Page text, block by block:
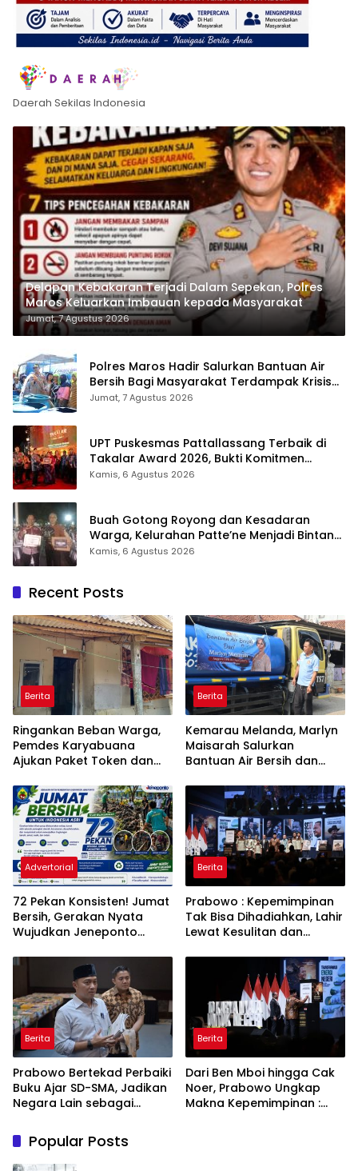
Daerah Sekilas Indonesia
Delapan Kebakaran Terjadi Dalam Sepekan, Polres
Maros Keluarkan Imbauan kepada Masyarakat
Jumat, 7 Agustus 2026
Polres Maros Hadir Salurkan Bantuan Air
Bersih Bagi Masyarakat Terdampak Krisis
Air Bersih Di Maros
Jumat, 7 Agustus 2026
UPT Puskesmas Pattallassang Terbaik di
Takalar Award 2026, Bukti Komitmen
Hadirkan Pelayanan Kesehatan Berkualitas
Kamis, 6 Agustus 2026
Buah Gotong Royong dan Kesadaran
Warga, Kelurahan Patte’ne Menjadi Bintang
Takalar Award 2026
Kamis, 6 Agustus 2026
Recent Posts
Berita
Ringankan Beban Warga,
Pemdes Karyabuana
Ajukan Paket Token dan
PLN
Berita
Kemarau Melanda, Marlyn
Maisarah Salurkan
Bantuan Air Bersih dan
Babakan Madang
Advertorial
72 Pekan Konsisten! Jumat
Bersih, Gerakan Nyata
Wujudkan Jeneponto
ASRI
Berita
Prabowo : Kepemimpinan
Tak Bisa Dihadiahkan, Lahir
Lewat Kesulitan dan
Berita
Prabowo Bertekad Perbaiki
Buku Ajar SD-SMA, Jadikan
Negara Lain sebagai
Berita
Dari Ben Mboi hingga Cak
Noer, Prabowo Ungkap
Makna Kepemimpinan :
Popular Posts